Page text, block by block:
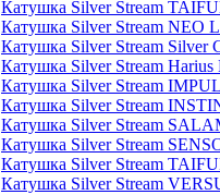
Катушка Silver Stream
Катушка Silver Stream NEO
Катушка Silver Stream Silver
Катушка Silver Stream
Катушка Silver Stream
Катушка Silver Stream
Катушка Silver Stream
Катушка Silver Stream
Катушка Silver Stream
Катушка Silver Stream